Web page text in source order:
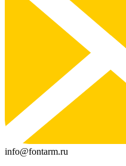
info@fontarm.ru